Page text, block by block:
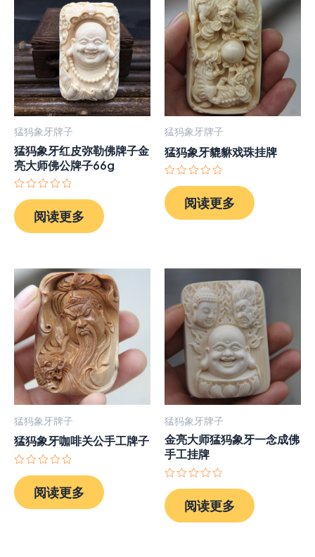
猛犸象牙牌子
猛犸象牙红皮弥勒佛牌子金
亮大师佛公牌子66g
评
分
0
&sol;
阅读更多
猛犸象牙牌子
猛犸象牙貔貅戏珠挂牌
评
分
0
&sol;
阅读更多
猛犸象牙牌子
猛犸象牙咖啡关公手工牌子
分
0
&sol;
阅读更多
猛犸象牙牌子
金亮大师猛犸象牙一念成佛
手工挂牌
分
0
&sol;
阅读更多